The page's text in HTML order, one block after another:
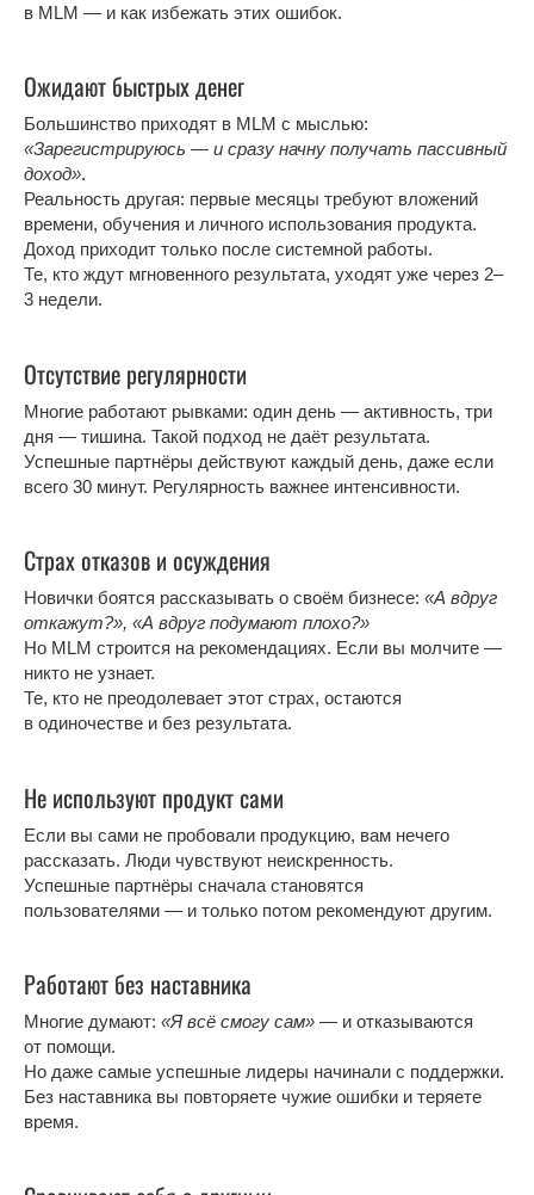
в MLM — и как избежать этих ошибок.
Ожидают быстрых денег
Большинство приходят в MLM с мыслью:
«Зарегистрируюсь — и сразу начну получать пассивный
доход».
Реальность другая: первые месяцы требуют вложений
времени, обучения и личного использования продукта.
Доход приходит только после системной работы.
Те, кто ждут мгновенного результата, уходят уже через 2–
3 недели.
Отсутствие регулярности
Многие работают рывками: один день — активность, три
дня — тишина. Такой подход не даёт результата.
Успешные партнёры действуют каждый день, даже если
всего 30 минут. Регулярность важнее интенсивности.
Страх отказов и осуждения
Новички боятся рассказывать о своём бизнесе: «А вдруг
откажут?», «А вдруг подумают плохо?»
Но MLM строится на рекомендациях. Если вы молчите —
никто не узнает.
Те, кто не преодолевает этот страх, остаются
в одиночестве и без результата.
Не используют продукт сами
Если вы сами не пробовали продукцию, вам нечего
рассказать. Люди чувствуют неискренность.
Успешные партнёры сначала становятся
пользователями — и только потом рекомендуют другим.
Работают без наставника
Многие думают: «Я всё смогу сам» — и отказываются
от помощи.
Но даже самые успешные лидеры начинали с поддержки.
Без наставника вы повторяете чужие ошибки и теряете
время.